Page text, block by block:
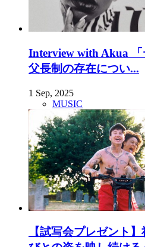
Interview with Akua
父長制の存在につい...
1 Sep, 2025
MUSIC
【試写会プレゼント